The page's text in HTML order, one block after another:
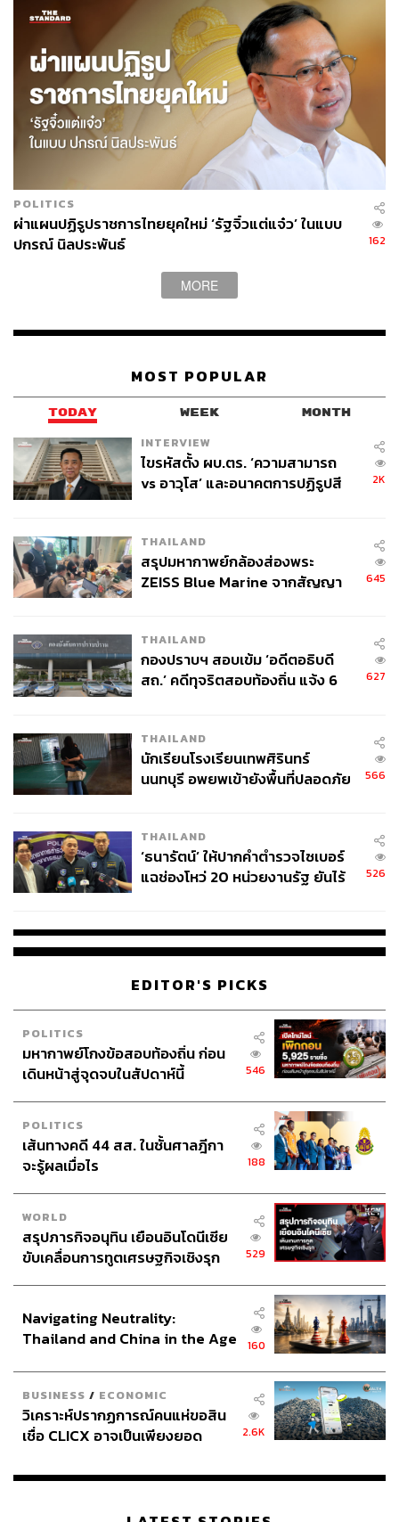
ปัญญาประดิษฐ์ (Artificial intelligence - AI)
Instagram
Facebook Twitter ChatGPT
369
เสาวลักษณ์ เขตสูงเนิน
Content Creator THE STANDARD WEALTH
POLITICS
ผ่าแผนปฏิรูปราชการไทยยุคใหม่ ‘รัฐจิ๋วแต่แจ๋ว’ ในแบบ
ปกรณ์ นิลประพันธ์
162
MORE
MOST POPULAR
TODAY WEEK MONTH
INTERVIEW
ไขรหัสตั้ง ผบ.ตร. ‘ความสามารถ
vs อาวุโส’ และอนาคตการปฏิรูปสี
2K
THAILAND
สรุปมหากาพย์กล้องส่องพระ
ZEISS Blue Marine จากสัญญา
จ่ายหนี้-แอบระบุแบรนด์
645
THAILAND
กองปราบฯ สอบเข้ม ‘อดีตอธิบดี
สถ.’ คดีทุจริตสอบท้องถิ่น แจ้ง 6
627
THAILAND
นักเรียนโรงเรียนเทพศิรินทร์
นนทบุรี อพยพเข้ายังพื้นที่ปลอดภัย
566
THAILAND
‘ธนารัตน์’ ให้ปากคำตำรวจไซเบอร์
แฉช่องโหว่ 20 หน่วยงานรัฐ ยันไร้
526
EDITOR'S PICKS
POLITICS
มหากาพย์โกงข้อสอบท้องถิ่น ก่อน
เดินหน้าสู่จุดจบในสัปดาห์นี้
546
POLITICS
เส้นทางคดี 44 สส. ในชั้นศาลฎีกา
จะรู้ผลเมื่อไร
188
WORLD
สรุปภารกิจอนุทิน เยือนอินโดนีเซีย
ขับเคลื่อนการทูตเศรษฐกิจเชิงรุก
529
Navigating Neutrality:
Thailand and China in the Age
160
BUSINESS / ECONOMIC
วิเคราะห์ปรากฏการณ์คนแห่ขอสิน
เชื่อ CLICX อาจเป็นเพียงยอด
เรือนไทยที่ถูกซุกไว้
2.6K